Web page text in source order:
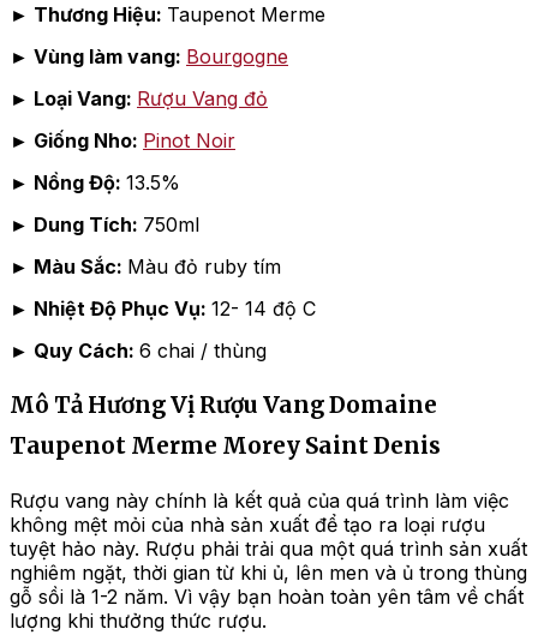
► Thương Hiệu: Taupenot Merme
► Vùng làm vang: Bourgogne
► Loại Vang: Rượu Vang đỏ
► Giống Nho: Pinot Noir
► Nồng Độ: 13.5%
► Dung Tích: 750ml
► Màu Sắc: Màu đỏ ruby tím
► Nhiệt Độ Phục Vụ: 12- 14 độ C
► Quy Cách: 6 chai / thùng
Mô Tả Hương Vị Rượu Vang Domaine
Taupenot Merme Morey Saint Denis
Rượu vang này chính là kết quả của quá trình làm việc
không mệt mỏi của nhà sản xuất để tạo ra loại rượu
tuyệt hảo này. Rượu phải trải qua một quá trình sản xuất
nghiêm ngặt, thời gian từ khi ủ, lên men và ủ trong thùng
gỗ sồi là 1-2 năm. Vì vậy bạn hoàn toàn yên tâm về chất
lượng khi thưởng thức rượu.